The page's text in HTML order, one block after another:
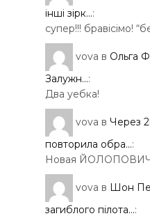
інші зірк...:
супер!!! бравісімо!
vova в Ольга
Залужн...:
Два уебка!
vova в Через
повторила обра...:
Новая
vova в Шон
загиблого пілота...: